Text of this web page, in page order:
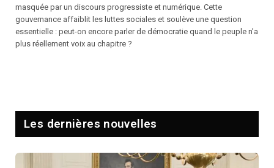
masquée par un discours progressiste et numérique. Cette
gouvernance affaiblit les luttes sociales et soulève une question
essentielle : peut-on encore parler de démocratie quand le peuple n’a
plus réellement voix au chapitre ?
Les dernières nouvelles